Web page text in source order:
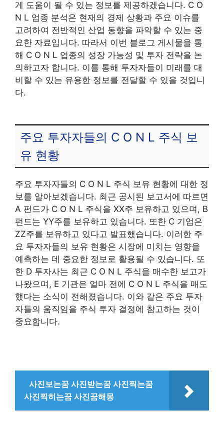
게 도움이 될 수 있는 정보를 제공하겠습니다. C O
N L 업종 분석은 현재의 경제 상황과 주요 이슈를
고려하여 전반적인 산업 동향을 파악할 수 있는 중
요한 자료입니다. 따라서 이번 블로그 게시물을 통
해 C O N L 업종의 성장 가능성 및 투자 전략을 논
의하고자 합니다. 이를 통해 투자자들이 미래를 대
비할 수 있는 유용한 정보를 전달할 수 있을 것입니
다.
주요 투자자들의 C O N L 주식 보
유 현황
주요 투자자들의 C O N L 주식 보유 현황에 대한 정
보를 알아보겠습니다. 최근 공시된 보고서에 따르면
A 펀드가 C O N L 주식을 XX주 보유하고 있으며, B
펀드는 YY주를 보유하고 있습니다. 또한 C 기업은
ZZ주를 보유하고 있다고 발표했습니다. 이러한 주
요 투자자들의 보유 현황은 시장에 미치는 영향을
예측하는 데 중요한 정보로 활용될 수 있습니다. 또
한 D 투자사는 최근 C O N L 주식을 매수한 보고가
나왔으며, E 기관은 얼마 전에 C O N L 주식을 매도
했다는 소식이 전해졌습니다. 이와 같은 주요 투자
자들의 움직임을 주식 투자 결정에 참고하는 것이
중요합니다.
사진보는꿈 사진받는꿈 사진찍는꿈
사진찍히는꿈 사진꿈해몽